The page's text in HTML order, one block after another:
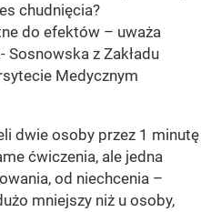
chudnięcia?
do efektów – uważa
Sosnowska z Zakładu
Medycznym
dwie osoby przez 1 minutę
ćwiczenia, ale jedna
od niechcenia –
mniejszy niż u osoby,